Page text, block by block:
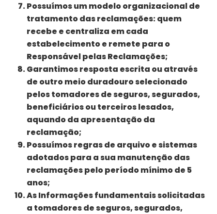
Possuímos um modelo organizacional de
tratamento das reclamações: quem
recebe e centraliza em cada
estabelecimento e remete para o
Responsável pelas Reclamações;
Garantimos resposta escrita ou através
de outro meio duradouro selecionado
pelos tomadores de seguros, segurados,
beneficiários ou terceiros lesados,
aquando da apresentação da
reclamação;
Possuímos regras de arquivo e sistemas
adotados para a sua manutenção das
reclamações pelo período mínimo de 5
anos;
As Informações fundamentais solicitadas
a tomadores de seguros, segurados,